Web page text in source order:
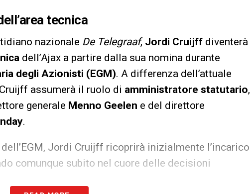
tecnica
nazionale De Telegraaf, Jordi Cruijff diventerà
dell’Ajax a partire dalla sua nomina durante
degli Azionisti (EGM). A differenza dell’attuale
assumerà il ruolo di amministratore statutario,
generale Menno Geelen e del direttore
.
Jordi Cruijff ricoprirà inizialmente l’incarico
comunque subito nel cuore delle decisioni